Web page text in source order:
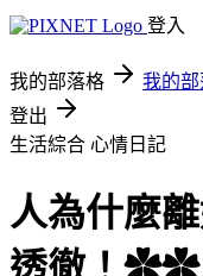
登入
我的部落格 我的
登出
生活綜合 心情日記
人為什麼